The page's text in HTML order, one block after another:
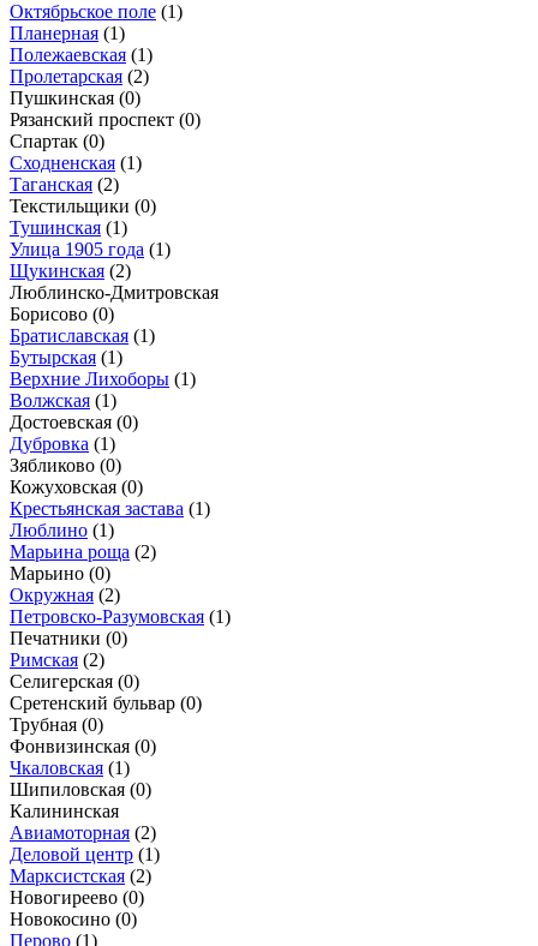
Октябрьское поле (1)
Планерная (1)
Полежаевская (1)
Пролетарская (2)
Пушкинская (0)
Рязанский проспект (0)
Спартак (0)
Сходненская (1)
Таганская (2)
Текстильщики (0)
Тушинская (1)
Улица 1905 года (1)
Щукинская (2)
Люблинско-Дмитровская
Борисово (0)
Братиславская (1)
Бутырская (1)
Верхние Лихоборы (1)
Волжская (1)
Достоевская (0)
Дубровка (1)
Зябликово (0)
Кожуховская (0)
Крестьянская застава (1)
Люблино (1)
Марьина роща (2)
Марьино (0)
Окружная (2)
Петровско-Разумовская (1)
Печатники (0)
Римская (2)
Селигерская (0)
Сретенский бульвар (0)
Трубная (0)
Фонвизинская (0)
Чкаловская (1)
Шипиловская (0)
Калининская
Авиамоторная (2)
Деловой центр (1)
Марксистская (2)
Новогиреево (0)
Новокосино (0)
Перово (1)